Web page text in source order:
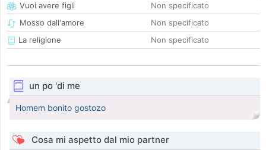
Vuoi avere figli
Non specificato
Mosso dall'amore
Non specificato
La religione
Non specificato
un po 'di me
Homem bonito gostozo
Cosa mi aspetto dal mio partner